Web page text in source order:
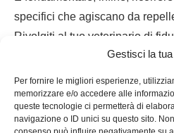
Gestisci la
Per fornire le migliori esperienze,
memorizzare e/o accedere alle
queste tecnologie ci permetterà di
navigazione o ID unici su questo sito.
specifici che agiscano da
Rivolgiti al tuo veterinario di
più adatto a proteggere il tuo